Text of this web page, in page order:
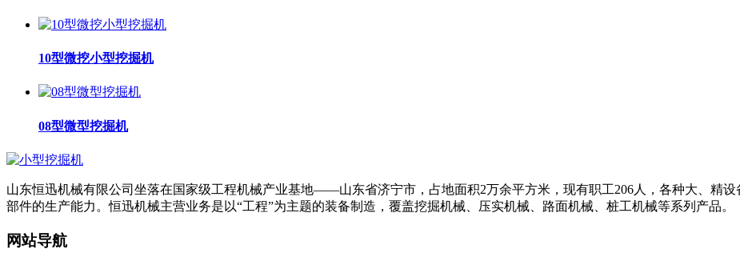
10型微挖小型挖掘机
08型微型挖掘机
山东恒迅机械有限公司坐落在国家级工程机械产业基地——山东省济宁市，占地面积2万余平方米，现有职工206人，各种大、精
部件的生产能力。恒迅机械主营业务是以“工程”为主题的装备制造，覆盖挖掘机械、压实机械、路面机械、桩工机械等系列产品。
网站导航